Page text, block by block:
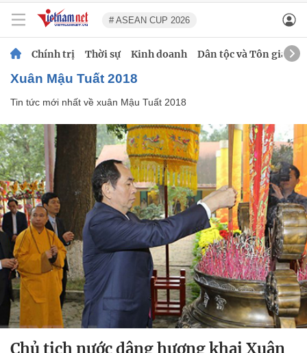
# ASEAN CUP 2026
Chính trị Thời sự Kinh doanh Dân tộc và Tôn giáo
xuân Mậu Tuất 2018
Tin tức mới nhất về xuân Mậu Tuất 2018
Chủ tịch nước dâng hương khai Xuân